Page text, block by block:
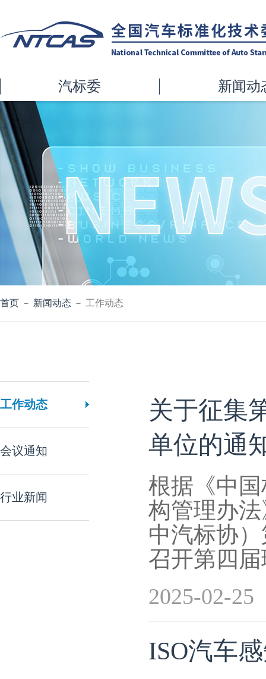
汽标委 新闻动
首页 － 新闻动态 － 工作动态
工作动态
会议通知
行业新闻
关于征集
单位的通
根据《中
构管理办
中汽标协
召开第四
2025-02-25
ISO汽车